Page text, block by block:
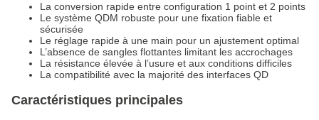
La conversion rapide entre configuration 1 point et 2 points
Le système QDM robuste pour une fixation fiable et
sécurisée
Le réglage rapide à une main pour un ajustement optimal
L’absence de sangles flottantes limitant les accrochages
La résistance élevée à l’usure et aux conditions difficiles
La compatibilité avec la majorité des interfaces QD
Caractéristiques principales